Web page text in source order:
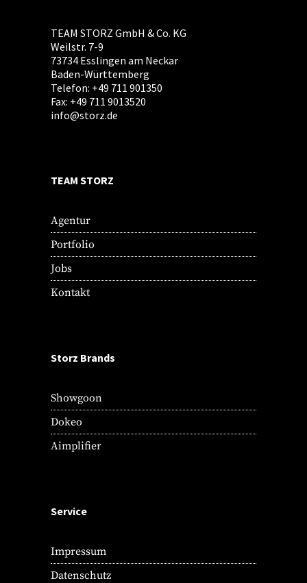
TEAM STORZ GmbH & Co. KG
Weilstr. 7-9
73734 Esslingen am Neckar
Baden-Württemberg
Telefon: +49 711 901350
Fax: +49 711 9013520
info@storz.de
TEAM STORZ
Agentur
Portfolio
Jobs
Kontakt
Storz Brands
Showgoon
Dokeo
Aimplifier
Service
Impressum
Datenschutz